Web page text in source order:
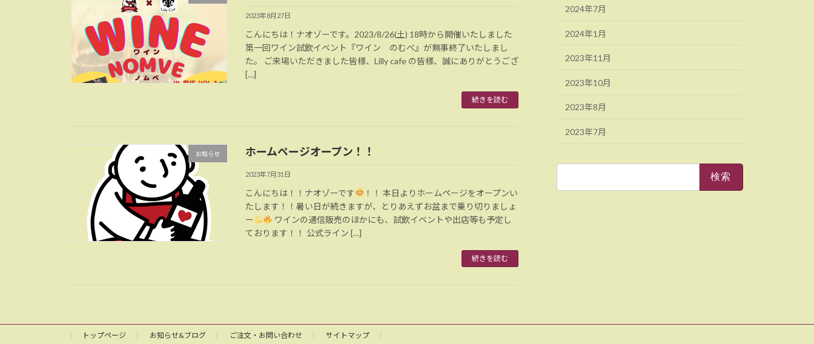
2023年8月27日
こんにちは！ナオゾーです。2023/8/26(土) 18時から開催いたしました
第一回ワイン試飲イベント『ワイン のむべ』が無事終了いたしまし
た。 ご来場いただきました皆様、Lilly cafe の皆様、誠にありがとうござ
[…]
続きを読む
お知らせ ホームページオープン！！
2023年7月31日
こんにちは！！ナオゾーです
！！ 本日よりホームページをオープンい
たします！！暑い日が続きますが、とりあえずお盆まで乗り切りましょ
ー
ワインの通信販売のほかにも、試飲イベントや出店等も予定し
ております！！ 公式ライン […]
続きを読む
2024年7月
2024年1月
2023年11月
2023年10月
2023年8月
2023年7月
トップページ お知らせ&ブログ ご注文・お問い合わせ サイトマップ